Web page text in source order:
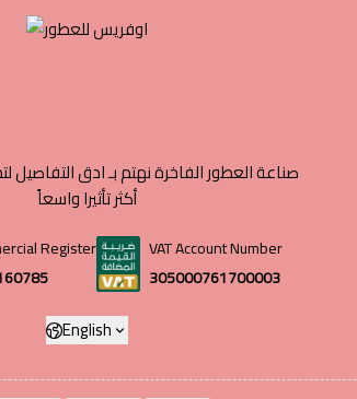
صناعة العطور الفاخرة نهتم بـ ادق
أكثر تأثيرا واسعاً
Register
VAT Account Number
305000761700003
English